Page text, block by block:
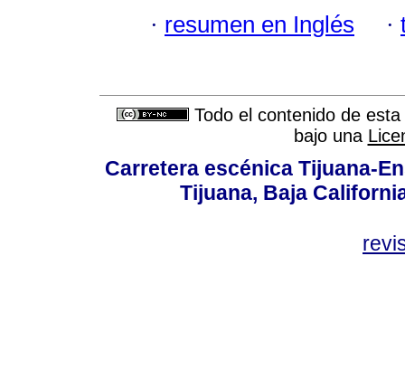
· resumen en Inglés ·
Todo el contenido de
bajo una
Carretera escénica Tijuana-
Tijuana, Baja